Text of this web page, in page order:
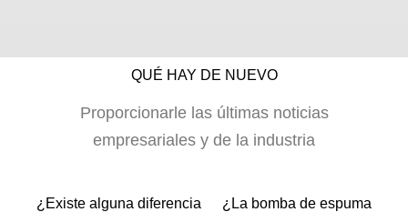
QUÉ HAY DE NUEVO
Proporcionarle las últimas noticias
empresariales y de la industria
¿Existe alguna diferencia
¿La bomba de espuma